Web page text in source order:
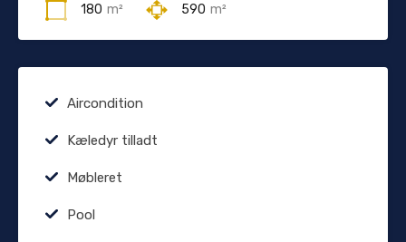
180 m² 590 m²
Aircondition
Kæledyr tilladt
Møbleret
Pool